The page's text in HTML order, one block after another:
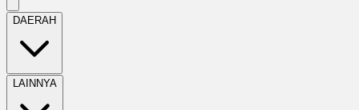
DAERAH
LAINNYA